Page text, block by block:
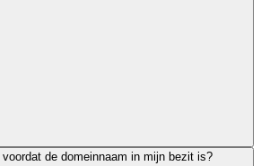
voordat de domeinnaam in mijn bezit is?